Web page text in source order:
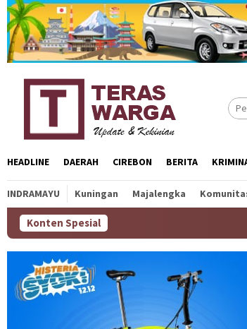
Loncat
konten
HEADLINE DAERAH CIREBON BERITA
INDRAMAYU Kuningan Majalengka
Konten Spesial